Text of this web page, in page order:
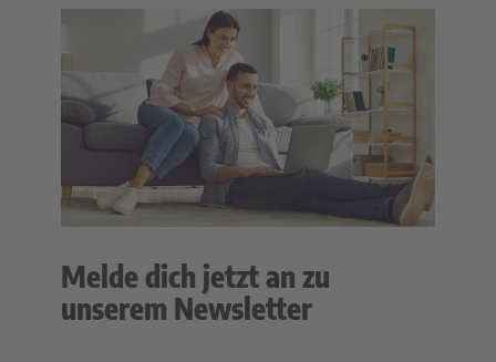
Melde dich jetzt an zu
unserem Newsletter